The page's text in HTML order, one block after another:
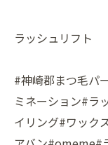
ラッシュリフト
#神崎郡まつ毛パ
ミネーション#ラ
イリング#ワック